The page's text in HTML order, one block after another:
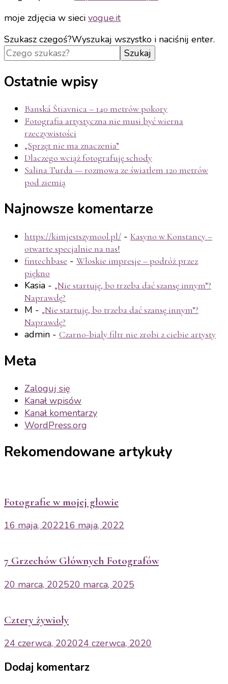
moje zdjęcia w sieci vogue.it
Szukasz czegoś?Wyszukaj wszystko i naciśnij enter.
Ostatnie wpisy
Banská Štiavnica – 140 metrów pokory
Fotografia artystyczna nie musi być wierna
rzeczywistości
„Sprzęt nie ma znaczenia”
Dlaczego wciąż fotografuję schody
Salina Turda — rozmowa ze światłem 120 metrów
pod ziemią
Najnowsze komentarze
https://kimjestszymool.pl/ - Kasyno w Konstancy –
otwarte specjalnie na nas!
fintechbase - Włoskie impresje – podróż przez
piękno
Kasia - „Nie startuję, bo trzeba dać szansę innym”?
Naprawdę?
M - „Nie startuję, bo trzeba dać szansę innym”?
Naprawdę?
admin - Czarno-biały filtr nie zrobi z ciebie artysty
Meta
Zaloguj się
Kanał wpisów
Kanał komentarzy
WordPress.org
Rekomendowane artykuły
Fotografie w mojej głowie
16 maja, 202216 maja, 2022
7 Grzechów Głównych Fotografów
20 marca, 202520 marca, 2025
Cztery żywioły
24 czerwca, 202024 czerwca, 2020
Dodaj komentarz